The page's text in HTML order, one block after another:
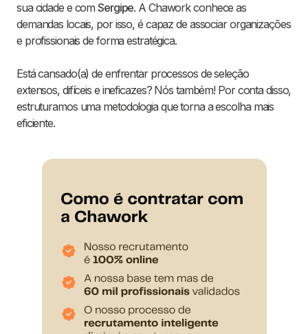
sua cidade e comSergipe. A Chawork conhece as
demandas locais, por isso, é capaz de associar organizações
e profissionais de forma estratégica.
Está cansado(a) de enfrentar processos de seleção
extensos, difíceis e ineficazes? Nós também! Por conta disso,
estruturamos uma metodologia que torna a escolha mais
eficiente.